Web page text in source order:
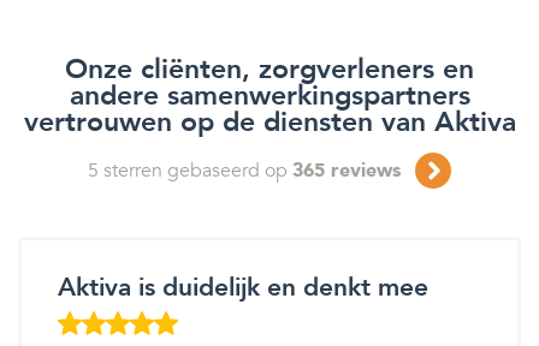
Onze cliënten, zorgverleners en
andere samenwerkingspartners
vertrouwen op de diensten van Aktiva
5 sterren gebaseerd op 365 reviews
Aktiva is duidelijk en denkt mee